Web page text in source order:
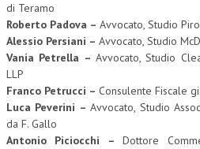
di Teramo
Roberto Padova – Avvocato, Studio
Alessio Persiani – Avvocato, Studio
Vania Petrella – Avvocato, Studio
LLP
Franco Petrucci – Consulente Fiscale
Luca Peverini –Avvocato, Studio
da F. Gallo
Antonio Piciocchi –Dottore